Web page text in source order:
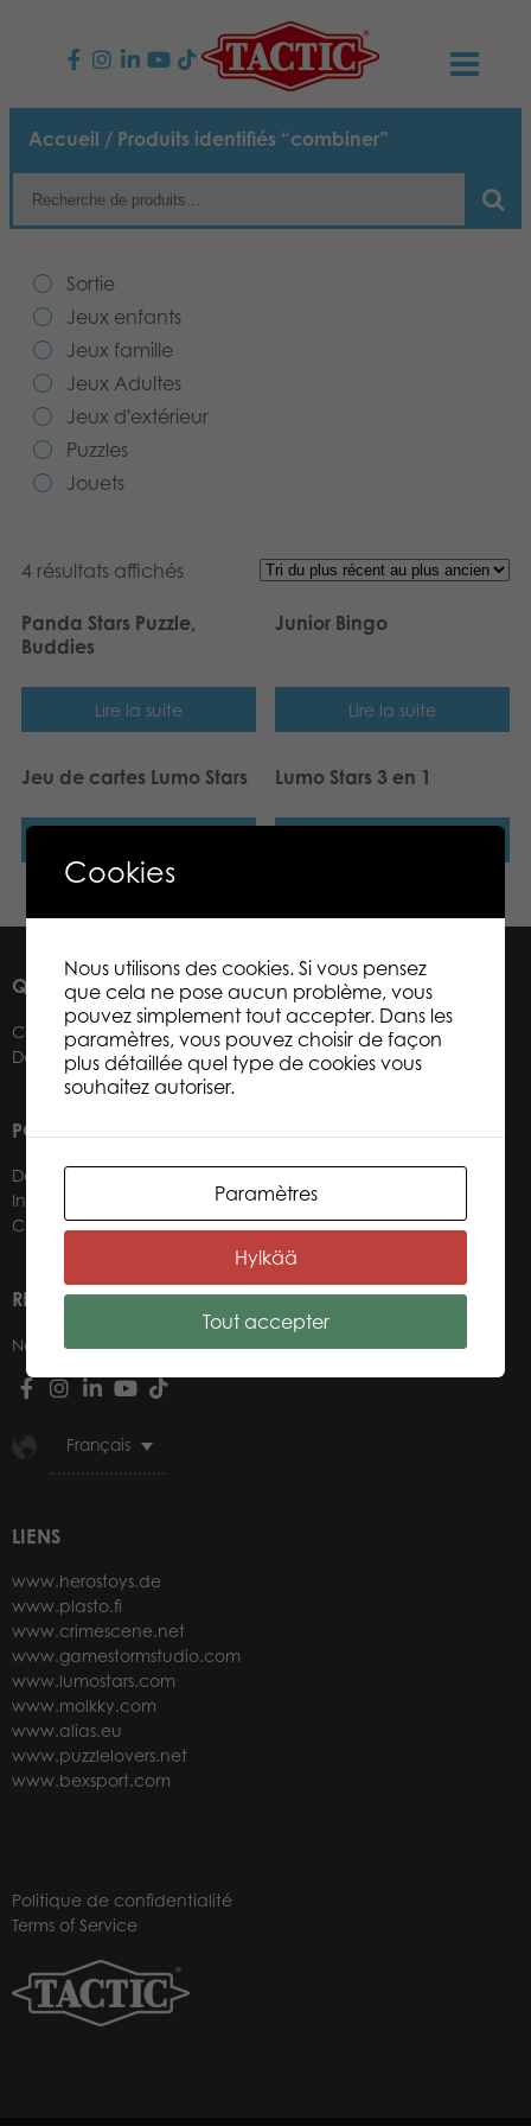
PRODUITS
Jeux enfants
Jeux Adultes
Jeux d’extérieur
Jouets
Produits archivés
Applications mobiles
NOUVEAUTÉS
Code de conduite
Responsabilité
Notre histoire
CONTACTS
Contactez nous
Liens
Accueil / Produits identifiés “combiner”
Sortie
Jeux enfants
Jeux famille
Jeux Adultes
Jeux d'extérieur
Puzzles
Jouets
4 résultats affichés
Panda Stars Puzzle,
Buddies
Lire la suite
Junior Bingo
Lire la suite
Jeu de cartes Lumo Stars Lumo Stars 3 en 1
QUI SOMMES-NOUS ?
Contacts
Détaillants
POUR NOS DÉTAILLANTS
Devenir un détaillant
Informations détaillants
Connexion boutique web
RÉSEAUX SOCIAUX
Nos réseaux sociaux
Français
LIENS
www.herostoys.de
www.plasto.fi
www.crimescene.net
www.gamestormstudio.com
www.lumostars.com
www.molkky.com
www.alias.eu
www.puzzlelovers.net
www.bexsport.com
Politique de confidentialité
Terms of Service
Cookies
Nous utilisons des cookies. Si vous pensez
que cela ne pose aucun problème, vous
pouvez simplement tout accepter. Dans les
paramètres, vous pouvez choisir de façon
plus détaillée quel type de cookies vous
souhaitez autoriser.
Paramètres
Hylkää
Tout accepter